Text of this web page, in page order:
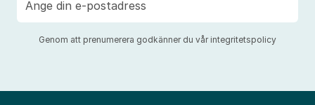
post
Genom att prenumerera godkänner du vår integritetspolicy